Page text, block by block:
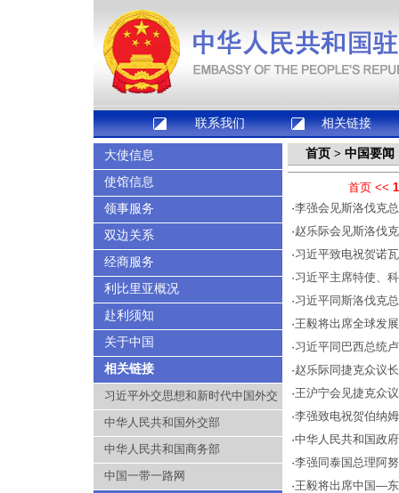
联系我们 相关链接
大使信息
使馆信息
领事服务
双边关系
经商服务
利比里亚概况
赴利须知
关于中国
相关链接
习近平外交思想和新时代中国外交
中华人民共和国外交部
中华人民共和国商务部
中国一带一路网
首页 > 中国要闻
首页 << 1
·李强会见斯洛伐克
·赵乐际会见斯洛伐
·习近平致电祝贺诺
·习近平主席特使、
·习近平同斯洛伐克
·王毅将出席全球发
·习近平同巴西总统
·赵乐际同捷克众议
·王沪宁会见捷克众
·李强致电祝贺伯纳
·中华人民共和国政
·李强同泰国总理阿
·王毅将出席中国—